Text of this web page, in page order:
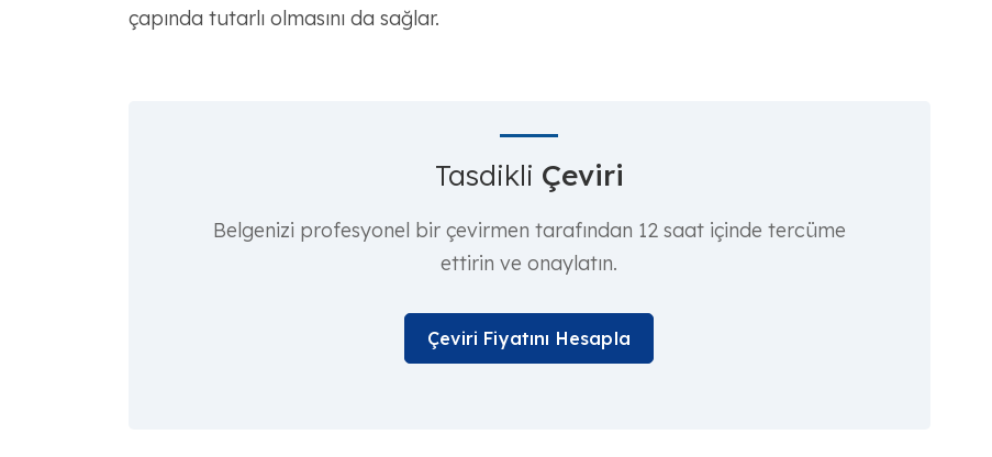
çapında tutarlı olmasını da sağlar.
Tasdikli Çeviri
Belgenizi profesyonel bir çevirmen tarafından 12 saat içinde tercüme
ettirin ve onaylatın.
Çeviri Fiyatını Hesapla